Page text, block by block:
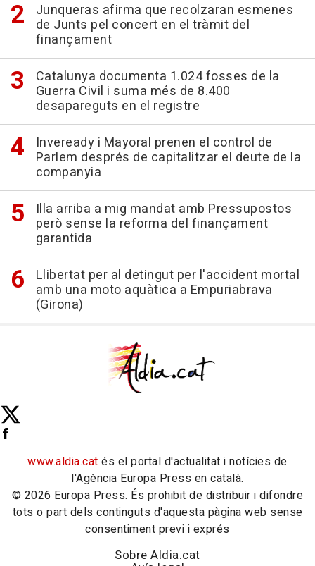
Junqueras afirma que recolzaran esmenes
de Junts pel concert en el tràmit del
finançament
Catalunya documenta 1.024 fosses de la
Guerra Civil i suma més de 8.400
desapareguts en el registre
Inveready i Mayoral prenen el control de
Parlem després de capitalitzar el deute de la
companyia
Illa arriba a mig mandat amb Pressupostos
però sense la reforma del finançament
garantida
Llibertat per al detingut per l'accident mortal
amb una moto aquàtica a Empuriabrava
(Girona)
www.aldia.cat és el portal d'actualitat i notícies de
l'Agència Europa Press en català.
© 2026 Europa Press. És prohibit de distribuir i difondre
tots o part dels continguts d'aquesta pàgina web sense
consentiment previ i exprés
Sobre Aldia.cat